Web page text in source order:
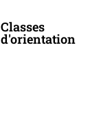
Classes
d'orientation